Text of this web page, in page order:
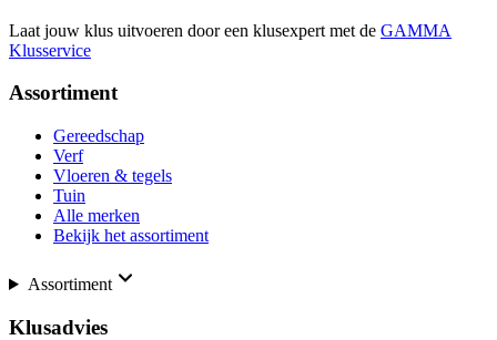
Laat jouw klus uitvoeren door een klusexpert met de GAMMA
Klusservice
Assortiment
Gereedschap
Verf
Vloeren & tegels
Tuin
Alle merken
Bekijk het assortiment
Assortiment
Klusadvies